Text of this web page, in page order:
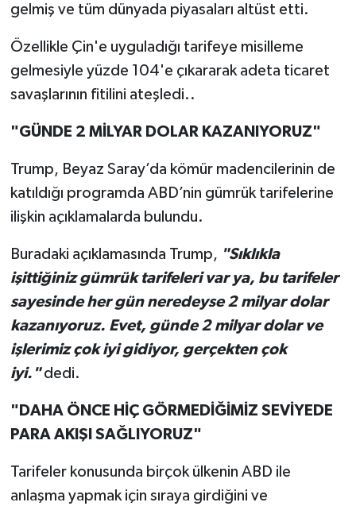
gelmiş ve tüm dünyada piyasaları altüst etti.
Özellikle Çin'e uyguladığı tarifeye misilleme
gelmesiyle yüzde 104'e çıkararak adeta ticaret
savaşlarının fitilini ateşledi..
"GÜNDE 2 MİLYAR DOLAR KAZANIYORUZ"
Trump, Beyaz Saray’da kömür madencilerinin de
katıldığı programda ABD’nin gümrük tarifelerine
ilişkin açıklamalarda bulundu.
Buradaki açıklamasında Trump, "Sıklıkla
işittiğiniz gümrük tarifeleri var ya, bu tarifeler
sayesinde her gün neredeyse 2 milyar dolar
kazanıyoruz. Evet, günde 2 milyar dolar ve
işlerimiz çok iyi gidiyor, gerçekten çok
iyi."dedi.
"DAHA ÖNCE HİÇ GÖRMEDİĞİMİZ SEVİYEDE
PARA AKIŞI SAĞLIYORUZ"
Tarifeler konusunda birçok ülkenin ABD ile
anlaşma yapmak için sıraya girdiğini ve